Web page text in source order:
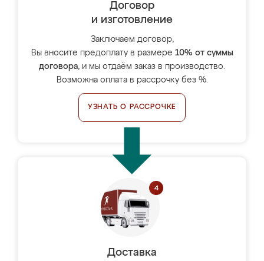
Договор
и изготовление
Заключаем договор,
Вы вносите предоплату в размере 10% от суммы
договора, и мы отдаём заказ в производство.
Возможна оплата в рассрочку без %.
УЗНАТЬ О РАССРОЧКЕ
Доставка